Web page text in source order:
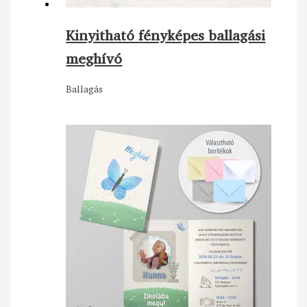
Kinyitható fényképes ballagási
meghívó
Ballagás